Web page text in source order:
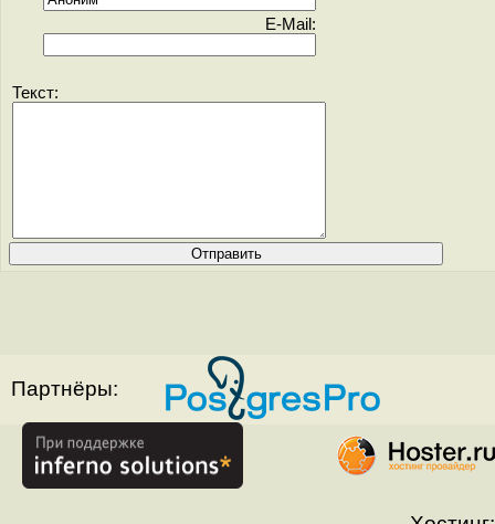
E-Mail:
Текст:
Партнёры: